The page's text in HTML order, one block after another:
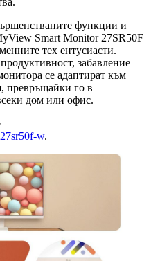
функции и
Smart Monitor 27SR50F
тех ентусиасти.
забавление
се адаптират към
превръщайки го в
дом или офис.
w.